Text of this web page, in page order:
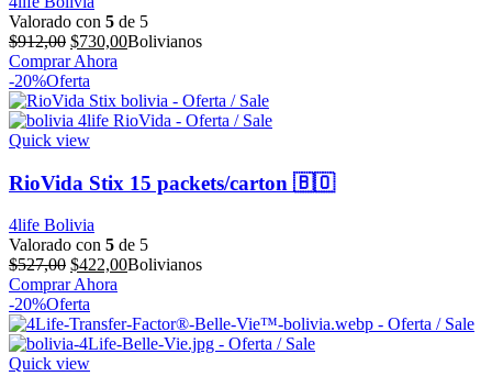
Valorado con 5 de 5
$912,00 El
precio
original
era:
$912,00.
$730,00El
es:
$730,00.
Bolivianos
Comprar Ahora
-20%Oferta
Quick view
RioVida Stix 15 packets/carton 🇧🇴
4life Bolivia
Valorado con 5 de 5
$527,00 El
precio
original
era:
$527,00.
$422,00El
es:
$422,00.
Bolivianos
Comprar Ahora
-20%Oferta
Quick view